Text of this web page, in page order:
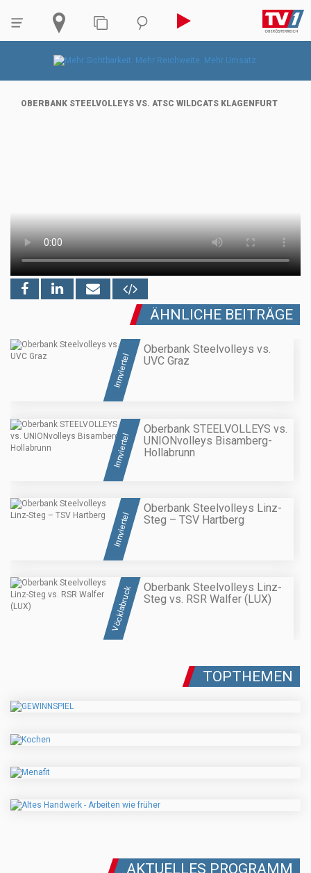
OBERBANK STEELVOLLEYS VS. ATSC WILDCATS KLAGENFURT
ÄHNLICHE BEITRÄGE
Innviertel
Oberbank Steelvolleys vs.
UVC Graz
Innviertel
Oberbank STEELVOLLEYS vs.
UNIONvolleys Bisamberg-
Hollabrunn
Innviertel
Oberbank Steelvolleys Linz-
Steg – TSV Hartberg
Vöcklabruck
Oberbank Steelvolleys Linz-
Steg vs. RSR Walfer (LUX)
TOPTHEMEN
AKTUELLES PROGRAMM